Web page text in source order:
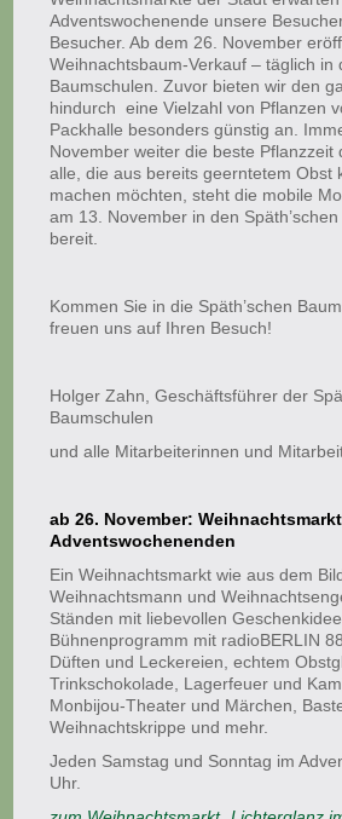
Adventswochenende unsere
Besucher.Ab dem 26. November
Weihnachtsbaum-Verkauf – täglich in
Baumschulen. Zuvor bieten wir den
hindurch eine Vielzahl von Pflanzen
Packhalle besonders günstig an.
November weiter die beste Pflanzzeit
alle, die aus bereits geerntetem Obst
machen möchten, steht die mobile
am 13. November in den
bereit.
Kommen Sie in die Späth’schen
freuen uns auf Ihren Besuch!
Holger Zahn, Geschäftsführer der
Baumschulen
und alle Mitarbeiterinnen und
ab 26. November:
Adventswochenenden
Ein Weihnachtsmarkt wie aus dem
Weihnachtsmann und
Ständen mit liebevollen
Bühnenprogramm mit radioBERLIN
Düften und Leckereien, echtem
Trinkschokolade, Lagerfeuer und
Monbijou-Theater und Märchen,
Weihnachtskrippe und mehr.
Jeden Samstag und Sonntag im
Uhr.